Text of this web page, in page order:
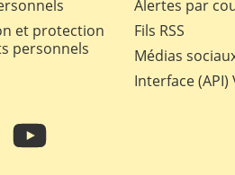
et protection
personnels
Alertes par
Fils RSS
Médias
Interface (API)